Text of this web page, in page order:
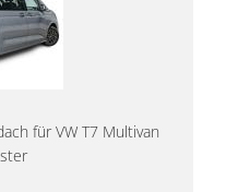
für VW T7 Multivan